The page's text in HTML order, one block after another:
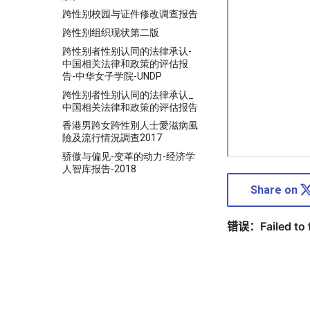
跨性别校园与证件修改调查报告
跨性别组织现状第二版
跨性别者性别认同的法律承认-
中国相关法律和政策的评估报
告-中华女子学院-UNDP
跨性别者性别认同的法律承认_
中国相关法律和政策的评估报告
香港男跨女跨性別人士愛滋病風
險及流行情況調查2017
骄傲与偏见-变革的动力-经济学
人智库报告-2018
Share on